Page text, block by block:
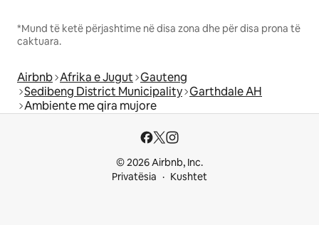
*Mund të ketë përjashtime në disa zona dhe për disa prona të
caktuara.
Airbnb Afrika e Jugut Gauteng
Sedibeng District Municipality Garthdale AH
Ambiente me qira mujore
© 2026 Airbnb, Inc.
Privatësia
Kushtet